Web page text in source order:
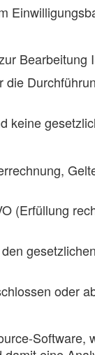
Bearbeitung
(Erfüllung
oder